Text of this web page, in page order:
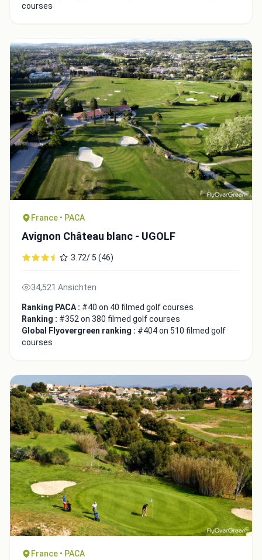
courses
France • PACA
Avignon Château blanc - UGOLF
3.72/ 5 (46)
34,521 Ansichten
Ranking PACA : #40 on 40 filmed golf courses
Ranking : #352 on 380 filmed golf courses
Global Flyovergreen ranking : #404 on 510 filmed golf
courses
France • PACA